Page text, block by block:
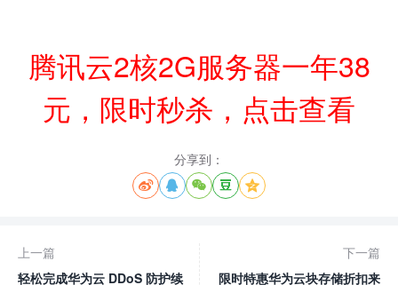
腾讯云2核2G服务器一年38
元，限时秒杀，点击查看
分享到：
    
上一篇
轻松完成华为云 DDoS 防护续
下一篇
限时特惠华为云块存储折扣来